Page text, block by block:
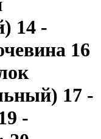
14 -
16
17 -
-